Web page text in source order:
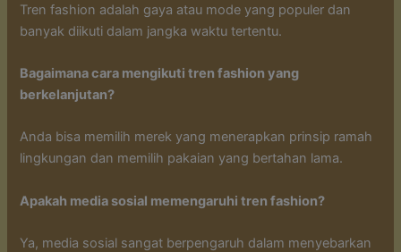
Tren fashion adalah gaya atau mode yang populer dan
banyak diikuti dalam jangka waktu tertentu.
Bagaimana cara mengikuti tren fashion yang
berkelanjutan?
Anda bisa memilih merek yang menerapkan prinsip ramah
lingkungan dan memilih pakaian yang bertahan lama.
Apakah media sosial memengaruhi tren fashion?
Ya, media sosial sangat berpengaruh dalam menyebarkan